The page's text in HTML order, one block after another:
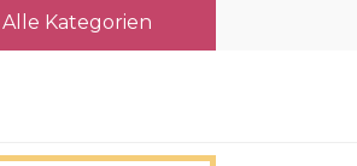
Alle Kategorien